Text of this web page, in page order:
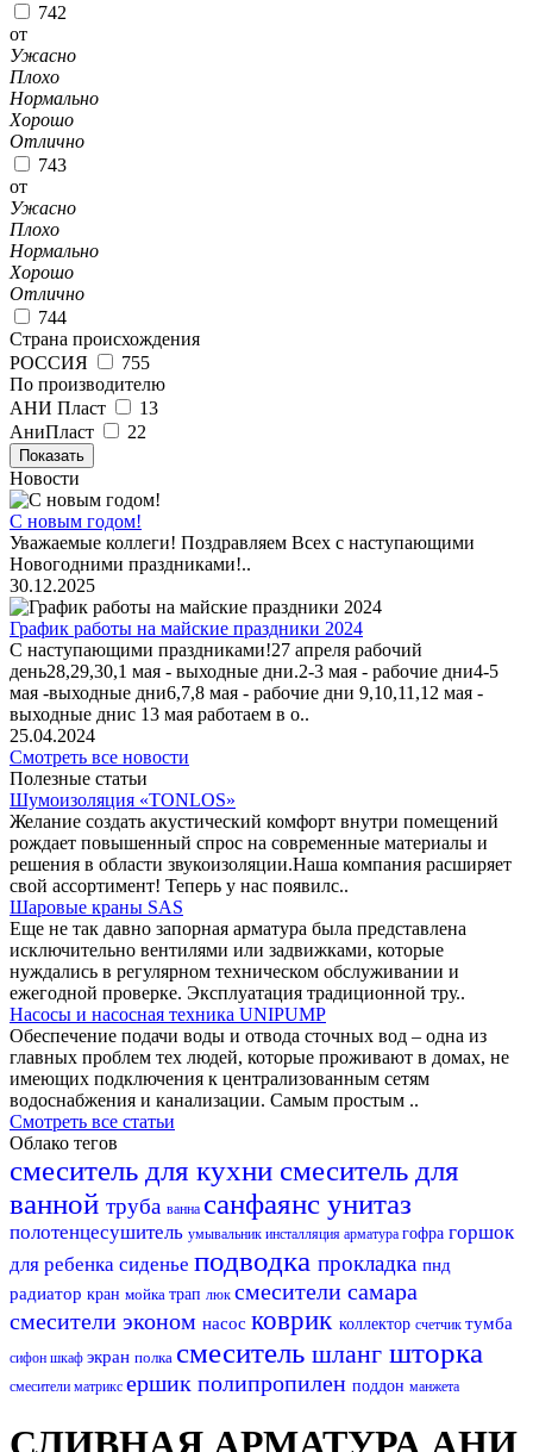
742
от
Ужасно
Плохо
Нормально
Хорошо
Отлично
743
от
Ужасно
Плохо
Нормально
Хорошо
Отлично
744
Страна происхождения
РОССИЯ
755
По производителю
АНИ Пласт
13
АниПласт
22
Показать
Новости
С новым годом!
Уважаемые коллеги! Поздравляем Всех с наступающими
Новогодними праздниками!..
30.12.2025
График работы на майские праздники 2024
С наступающими праздниками!27 апреля рабочий
день28,29,30,1 мая - выходные дни.2-3 мая - рабочие дни4-5
мая -выходные дни6,7,8 мая - рабочие дни 9,10,11,12 мая -
выходные днис 13 мая работаем в о..
25.04.2024
Смотреть все новости
Полезные статьи
Шумоизоляция «TONLOS»
Желание создать акустический комфорт внутри помещений
рождает повышенный спрос на современные материалы и
решения в области звукоизоляции.Наша компания расширяет
свой ассортимент! Теперь у нас появилс..
Шаровые краны SAS
Еще не так давно запорная арматура была представлена
исключительно вентилями или задвижками, которые
нуждались в регулярном техническом обслуживании и
ежегодной проверке. Эксплуатация традиционной тру..
Насосы и насосная техника UNIPUMP
Обеспечение подачи воды и отвода сточных вод – одна из
главных проблем тех людей, которые проживают в домах, не
имеющих подключения к централизованным сетям
водоснабжения и канализации. Самым простым ..
Смотреть все статьи
Облако тегов
смеситель для кухни смеситель для
ванной труба ванна санфаянс унитаз
полотенцесушитель умывальник инсталляция арматура гофра горшок
для ребенка сиденье подводка прокладка пнд
радиатор кран мойка трап люк смесители самара
смесители эконом насос коврик коллектор счетчик тумба
сифон шкаф экран полка смеситель шланг шторка
смесители матрикс ершик полипропилен поддон манжета